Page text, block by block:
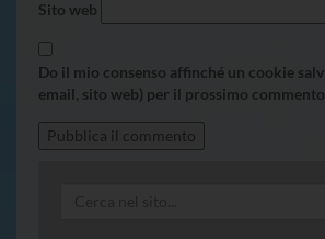
Sito web
Do il mio consenso affinché un cookie
email, sito web) per il prossimo